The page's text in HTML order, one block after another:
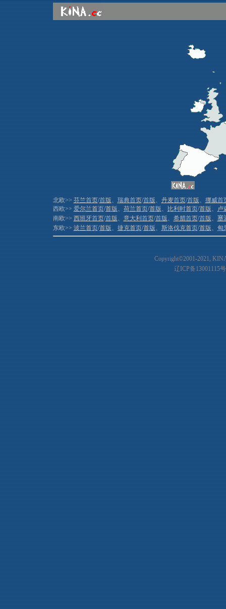
北欧>>芬兰首页/首版、瑞典首页/首版、丹麦首页/首版、挪威首
西欧>>爱尔兰首页/首版、荷兰首页/首版、比利时首页/首版、卢
南欧>>西班牙首页/首版、意大利首页/首版、希腊首页/首版、塞
东欧>>波兰首页/首版、捷克首页/首版、斯洛伐克首页/首版、匈
Copyright©2001-2021,
辽ICP备13001115